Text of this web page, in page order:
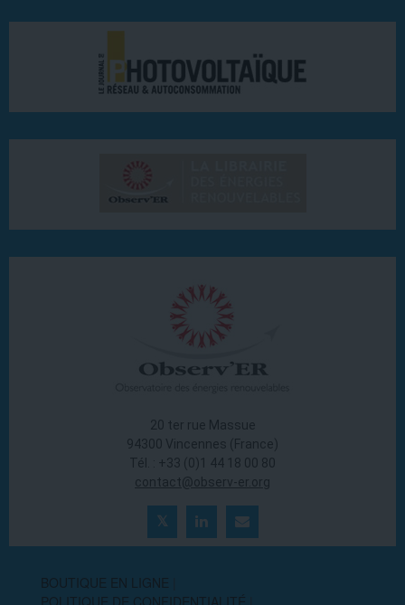
20 ter rue Massue
94300 Vincennes (France)
Tél. : +33 (0)1 44 18 00 80
contact@observ-er.org
BOUTIQUE EN LIGNE
POLITIQUE DE CONFIDENTIALITÉ